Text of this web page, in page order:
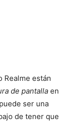
Realme están
de pantalla en
ser una
de tener que